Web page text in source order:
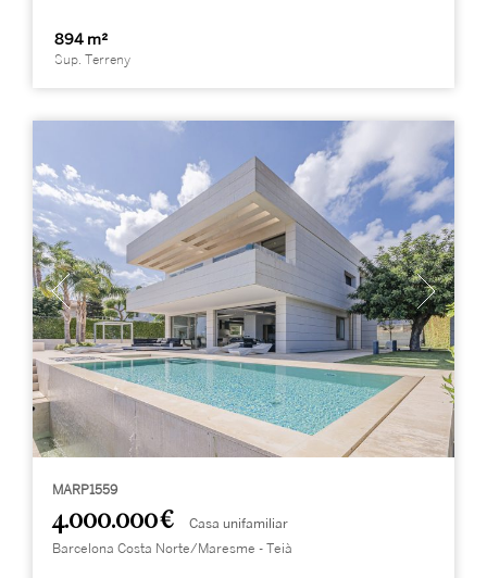
894 m²
Sup. Terreny
MARP1559
4.000.000 € Casa unifamiliar
Barcelona Costa Norte/Maresme - Teià